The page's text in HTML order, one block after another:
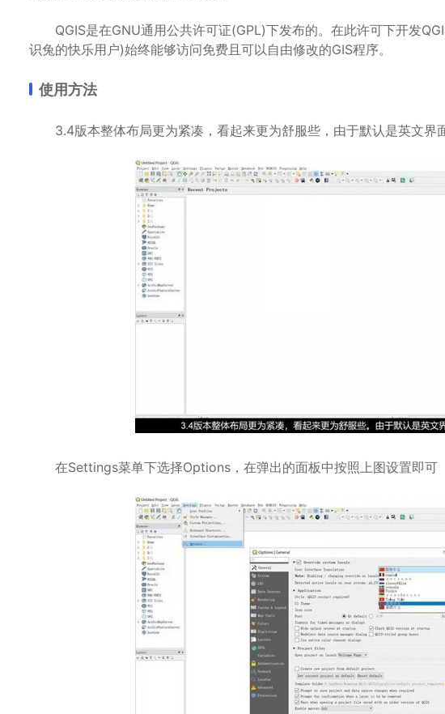
QGIS是在GNU通用公共许可证(GPL)下发布的。在此许可下开发
识兔的快乐用户)始终能够访问免费且可以自由修改的GIS程序。
使用方法
3.4版本整体布局更为紧凑，看起来更为舒服些，由于默认是英文界
在Settings菜单下选择Options，在弹出的面板中按照上图设置即可